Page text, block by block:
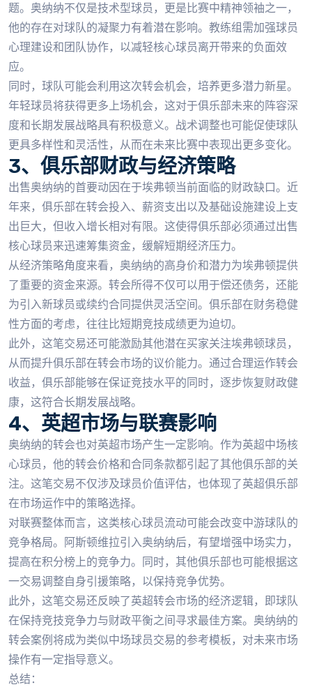
题。奥纳纳不仅是技术型球员，更是比赛中精神领袖之一，
他的存在对球队的凝聚力有着潜在影响。教练组需加强球员
心理建设和团队协作，以减轻核心球员离开带来的负面效
应。
同时，球队可能会利用这次转会机会，培养更多潜力新星。
年轻球员将获得更多上场机会，这对于俱乐部未来的阵容深
度和长期发展战略具有积极意义。战术调整也可能促使球队
更具多样性和灵活性，从而在未来比赛中表现出更多变化。
3、俱乐部财政与经济策略
出售奥纳纳的首要动因在于埃弗顿当前面临的财政缺口。近
年来，俱乐部在转会投入、薪资支出以及基础设施建设上支
出巨大，但收入增长相对有限。这使得俱乐部必须通过出售
核心球员来迅速筹集资金，缓解短期经济压力。
从经济策略角度来看，奥纳纳的高身价和潜力为埃弗顿提供
了重要的资金来源。转会所得不仅可以用于偿还债务，还能
为引入新球员或续约合同提供灵活空间。俱乐部在财务稳健
性方面的考虑，往往比短期竞技成绩更为迫切。
此外，这笔交易还可能激励其他潜在买家关注埃弗顿球员，
从而提升俱乐部在转会市场的议价能力。通过合理运作转会
收益，俱乐部能够在保证竞技水平的同时，逐步恢复财政健
康，这符合长期发展战略。
4、英超市场与联赛影响
奥纳纳的转会也对英超市场产生一定影响。作为英超中场核
心球员，他的转会价格和合同条款都引起了其他俱乐部的关
注。这笔交易不仅涉及球员价值评估，也体现了英超俱乐部
在市场运作中的策略选择。
对联赛整体而言，这类核心球员流动可能会改变中游球队的
竞争格局。阿斯顿维拉引入奥纳纳后，有望增强中场实力，
提高在积分榜上的竞争力。同时，其他俱乐部也可能根据这
一交易调整自身引援策略，以保持竞争优势。
此外，这笔交易还反映了英超转会市场的经济逻辑，即球队
在保持竞技竞争力与财政平衡之间寻求最佳方案。奥纳纳的
转会案例将成为类似中场球员交易的参考模板，对未来市场
操作有一定指导意义。
总结：